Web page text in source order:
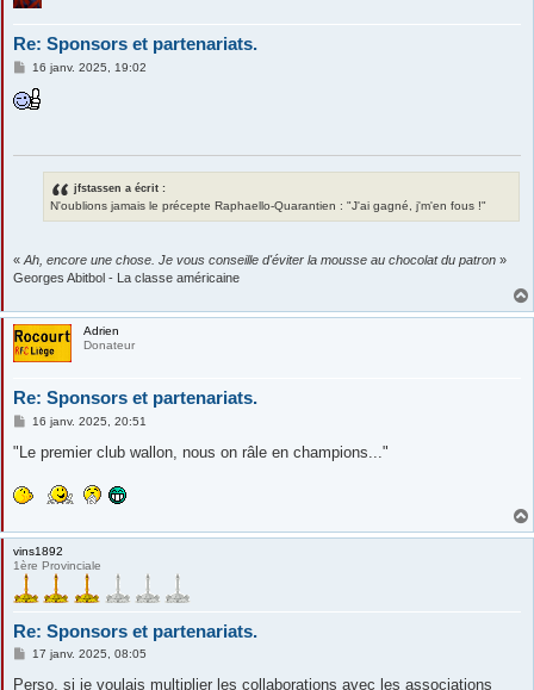
Re: Sponsors et partenariats.
M
s
s
16 janv. 2025, 19:02
jfstassen a écrit :
N'oublions jamais le précepte Raphaello-Quarantien : "J'ai gagné, j'm'en fous !"
« Ah, encore une chose. Je vous conseille d'éviter la mousse au chocolat du patron »
Georges Abitbol - La classe américaine
Adrien
Donateur
Re: Sponsors et partenariats.
M
s
g
e
16 janv. 2025, 20:51
"Le premier club wallon, nous on râle en champions..."
vins1892
1ère Provinciale
Re: Sponsors et partenariats.
M
s
17 janv. 2025, 08:05
Perso, si je voulais multiplier les collaborations avec les associations